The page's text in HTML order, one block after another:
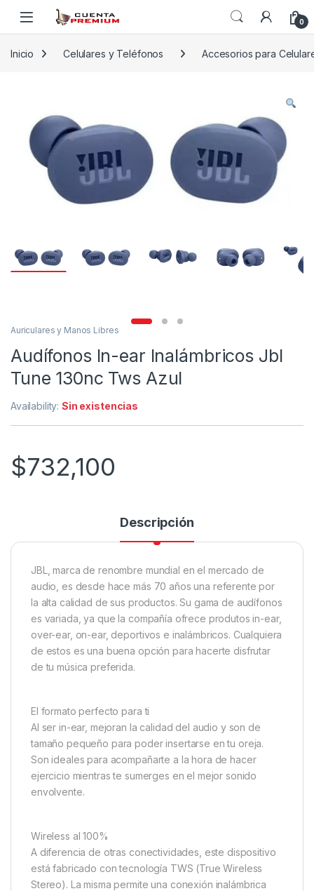
Skip to navigation
Skip to content
0
Inicio Celulares y Teléfonos Accesorios para
Auriculares y Manos Libres
Audífonos In-ear Inalámbricos Jbl
Tune 130nc Tws Azul
Availability:Sin existencias
$732,100
Descripción
JBL, marca de renombre mundial en el mercado de
audio, es desde hace más 70 años una referente por
la alta calidad de sus productos. Su gama de audífonos
es variada, ya que la compañía ofrece produtos in-ear,
over-ear, on-ear, deportivos e inalámbricos. Cualquiera
de estos es una buena opción para hacerte disfrutar
de tu música preferida.
El formato perfecto para ti
Al ser in-ear, mejoran la calidad del audio y son de
tamaño pequeño para poder insertarse en tu oreja.
Son ideales para acompañarte a la hora de hacer
ejercicio mientras te sumerges en el mejor sonido
envolvente.
Wireless al 100%
A diferencia de otras conectividades, este dispositivo
está fabricado con tecnología TWS (True Wireless
Stereo). La misma permite una conexión inalámbrica